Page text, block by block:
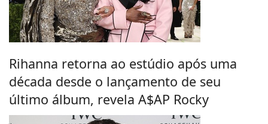
Rihanna retorna ao estúdio após uma
década desde o lançamento de seu
último álbum, revela A$AP Rocky